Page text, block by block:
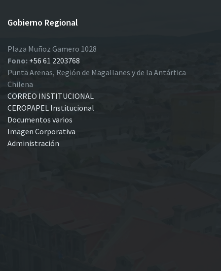
Gobierno Regional
Plaza Muñoz Gamero 1028
Fono: +56 61 2203768
Punta Arenas, Región de Magallanes y de la Antártica
Chilena
CORREO INSTITUCIONAL
CEROPAPEL Institucional
Documentos varios
Imagen Corporativa
Administración